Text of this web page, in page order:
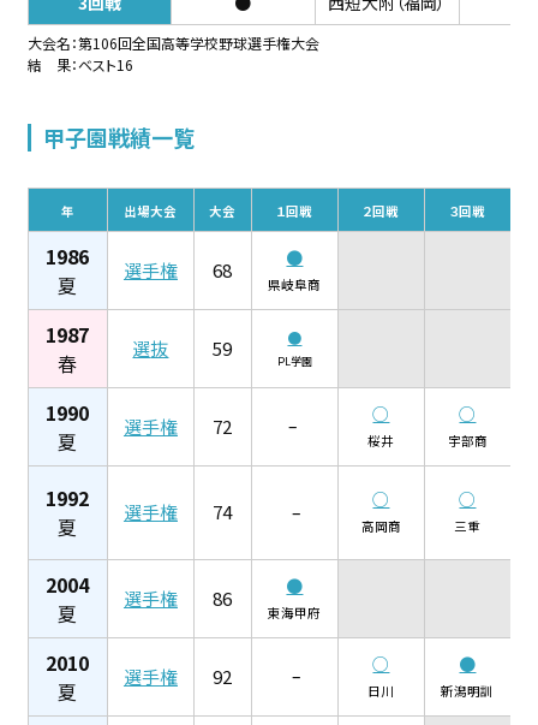
大会名：第106回全国高等学校野球選手権大会
結 果：ベスト16
甲子園戦績一覧
年 出場大会 大会 １回戦 ２回戦 ３回戦
1986
夏
選手権 68 ●
県岐阜商
1987
春
選抜 59 ●
PL学園
1990
夏
選手権 72 – ○
桜井
○
宇部商
1992
夏
選手権 74 –
○
高岡商
○
三重
2004
夏
選手権 86 ●
東海甲府
2010
夏
選手権 92 – ○
日川
●
新潟明訓